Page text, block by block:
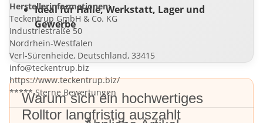
Ideal für Halle, Werkstatt, Lager und
Gewerbe
Warum sich ein hochwertiges
Rolltor langfristig auszahlt
Herstellerinformationen:
Teckentrup GmbH & Co. KG
Industriestraße 50
Nordrhein-Westfalen
Verl-Sürenheide, Deutschland, 33415
info@teckentrup.biz
https://www.teckentrup.biz/
***** Sterne Bewertungen